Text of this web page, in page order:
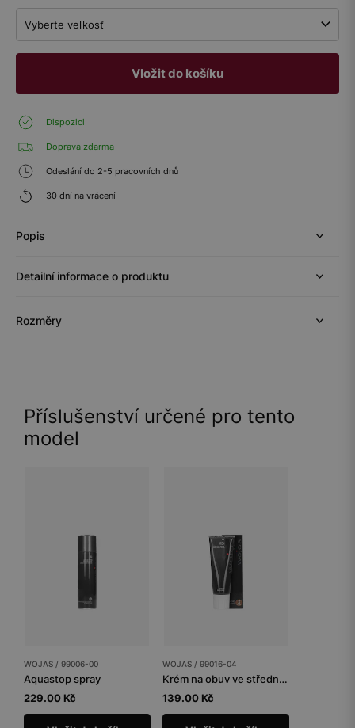
Vyberte veľkosť
Vložit do košíku
Dispozici
Doprava zdarma
Odeslání do 2-5 pracovních dnů
30 dní na vrácení
Popis
Detailní informace o produktu
Rozměry
Příslušenství určené pro tento
model
WOJAS / 99006-00
Aquastop spray
229.00 Kč
WOJAS / 99016-04
Krém na obuv ve středně hnědé barvě
139.00 Kč